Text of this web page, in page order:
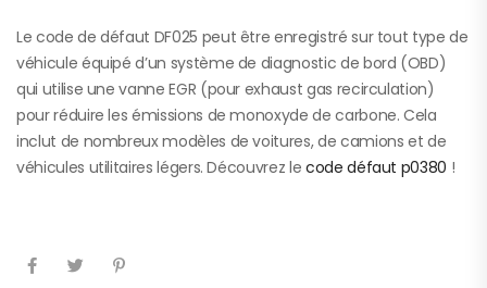
Le code de défaut DF025 peut être enregistré sur tout type de
véhicule équipé d’un système de diagnostic de bord (OBD)
qui utilise une vanne EGR (pour exhaust gas recirculation)
pour réduire les émissions de monoxyde de carbone. Cela
inclut de nombreux modèles de voitures, de camions et de
véhicules utilitaires légers. Découvrez le code défaut p0380 !